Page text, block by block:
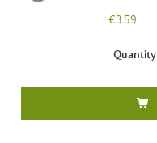
€3.59
Quantity